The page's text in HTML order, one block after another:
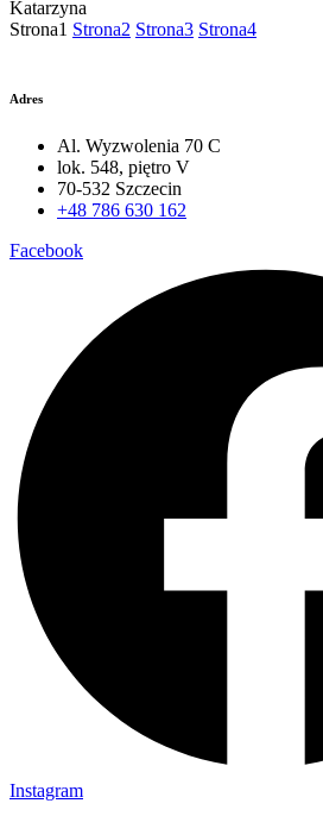
Katarzyna
Strona1 Strona2 Strona3 Strona4
Adres
Al. Wyzwolenia 70 C
lok. 548, piętro V
70-532 Szczecin
+48 786 630 162
Facebook
Instagram